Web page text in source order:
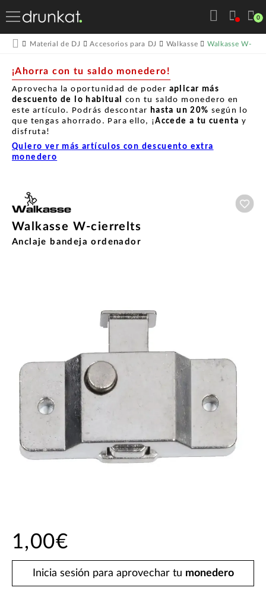
0
Material de DJ Accesorios para DJ Walkasse Walkasse W-
¡Ahorra con tu saldo monedero!
Aprovecha la oportunidad de poder aplicar más
descuento de lo habitual con tu saldo monedero en
este artículo. Podrás descontar hasta un 20% según lo
que tengas ahorrado. Para ello, ¡Accede a tu cuenta y
disfruta!
Quiero ver más artículos con descuento extra
monedero
Walkasse W-cierrelts
Anclaje bandeja ordenador
1,00€
Inicia sesión para aprovechar tu monedero